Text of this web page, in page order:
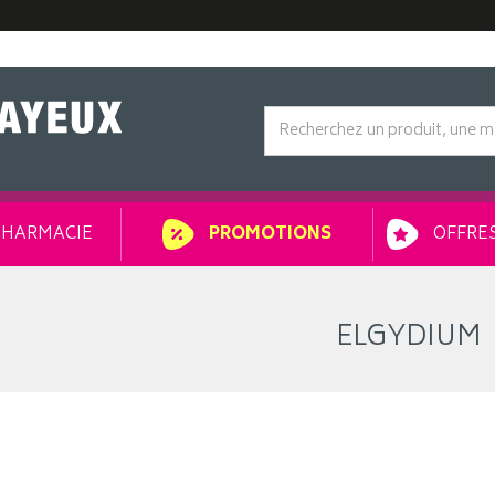
PROMOTIONS
ELGYDIUM